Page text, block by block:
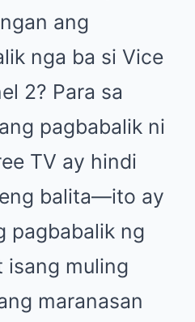
ang
nga ba si Vice
2? Para sa
pagbabalik ni
TV ay hindi
balita—ito ay
pagbabalik ng
isang muling
maranasan